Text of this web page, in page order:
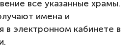
все указанные храмы.
имена и
в электронном кабинете в